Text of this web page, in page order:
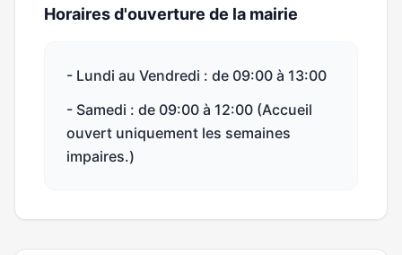
Horaires d'ouverture de la mairie
- Lundi au Vendredi : de 09:00 à 13:00
- Samedi : de 09:00 à 12:00 (Accueil
ouvert uniquement les semaines
impaires.)